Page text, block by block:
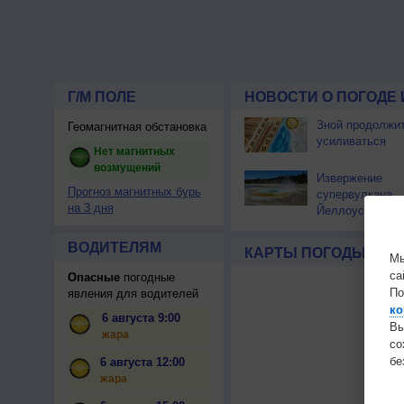
Г/М ПОЛЕ
Геомагнитная обстановка
Нет магнитных
возмущений
Прогноз магнитных бурь
на 3 дня
ВОДИТЕЛЯМ
Опасныепогодные
явления для водителей
6 августа 9:00
жара
6 августа 12:00
жара
НОВОСТИ О ПОГОДЕ
Зной
усиливаться
Извержение
супервулкана
Йеллоустоун не
КАРТЫ ПОГОДЫ